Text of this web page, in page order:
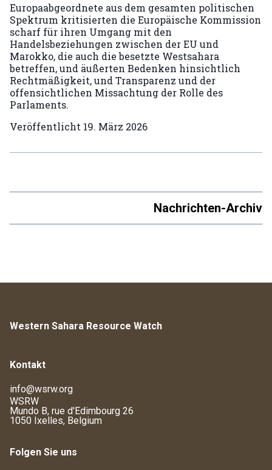
Europaabgeordnete aus dem gesamten politischen
Spektrum kritisierten die Europäische Kommission
scharf für ihren Umgang mit den
Handelsbeziehungen zwischen der EU und
Marokko, die auch die besetzte Westsahara
betreffen, und äußerten Bedenken hinsichtlich
Rechtmäßigkeit, und Transparenz und der
offensichtlichen Missachtung der Rolle des
Parlaments.
Veröffentlicht 19. März 2026
Nachrichten-Archiv
Western Sahara Resource Watch
Kontakt
info@wsrw.org
WSRW
Mundo B, rue d'Edimbourg 26
1050 Ixelles, Belgium
Folgen Sie uns